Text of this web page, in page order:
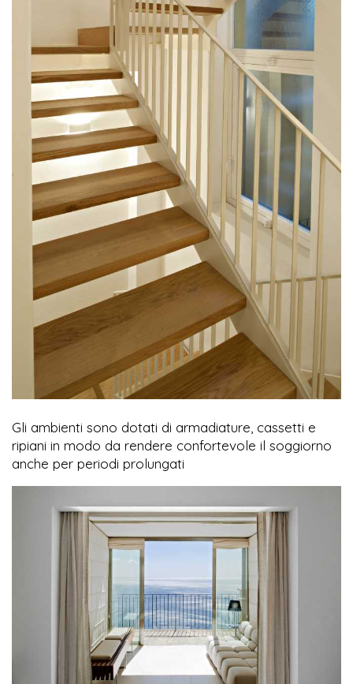
Gli ambienti sono dotati di armadiature, cassetti e
ripiani in modo da rendere confortevole il soggiorno
anche per periodi prolungati